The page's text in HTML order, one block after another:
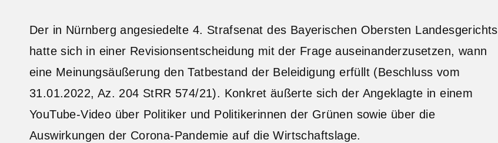
Der in Nürnberg angesiedelte 4. Strafsenat des Bayerischen Obersten Landesgerichts
hatte sich in einer Revisionsentscheidung mit der Frage auseinanderzusetzen, wann
eine Meinungsäußerung den Tatbestand der Beleidigung erfüllt (Beschluss vom
31.01.2022, Az. 204 StRR 574/21). Konkret äußerte sich der Angeklagte in einem
YouTube-Video über Politiker und Politikerinnen der Grünen sowie über die
Auswirkungen der Corona-Pandemie auf die Wirtschaftslage.